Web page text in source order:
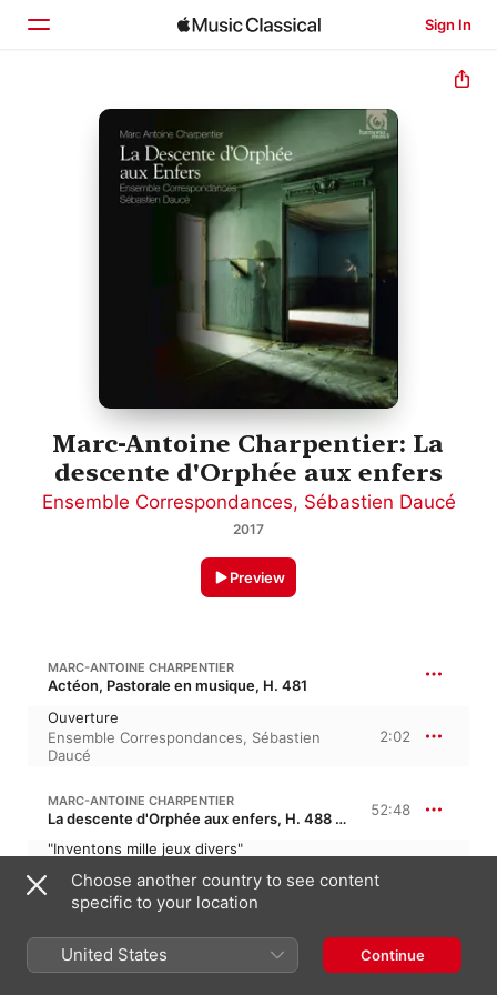
Sign In
Home
Browse
Search
Marc-Antoine Charpentier: La
descente d'Orphée aux enfers
Ensemble Correspondances, Sébastien Daucé
2017
Preview
MARC-ANTOINE CHARPENTIER
Actéon, Pastorale en musique, H. 481
Ouverture
Ensemble Correspondances, Sébastien
Daucé
2:02
MARC-ANTOINE CHARPENTIER
La descente d'Orphée aux enfers, H. 488 · “The Descent of Orpheus to the Underworld” 52:48
"Inventons mille jeux divers"
Chenadec,Caroline Weynants, Caroline
Dangin-Bardot, Caroline Arnaud
"Compagnes fidèles"
Ensemble Correspondances
Caroline
3:01
Choose another country to see content
specific to your location
United States Continue